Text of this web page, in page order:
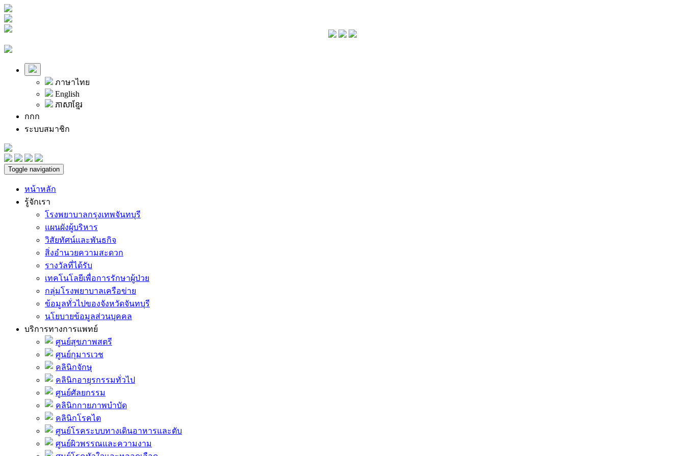
ภาษาไทย
English
ភាសាខ្មែរ
กกก
ระบบสมาชิก
Toggle navigation
หน้าหลัก
รู้จักเรา
โรงพยาบาลกรุงเทพจันทบุรี
แผนผังผู้บริหาร
วิสัยทัศน์และพันธกิจ
สิ่งอำนวยความสะดวก
รางวัลที่ได้รับ
เทคโนโลยีเพื่อการรักษาผู้ป่วย
กลุ่มโรงพยาบาลเครือข่าย
ข้อมูลทั่วไปของจังหวัดจันทบุรี
นโยบายข้อมูลส่วนบุคคล
บริการทางการแพทย์
ศูนย์สุขภาพสตรี
ศูนย์กุมารเวช
คลินิกจักษุ
คลินิกอายุรกรรมทั่วไป
ศูนย์ศัลยกรรม
คลินิกกายภาพบำบัด
คลินิกโรคไต
ศูนย์โรคระบบทางเดินอาหารและตับ
ศูนย์ผิวพรรณและความงาม